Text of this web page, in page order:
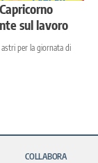
sul lavoro
astri per la giornata di
COLLABORA